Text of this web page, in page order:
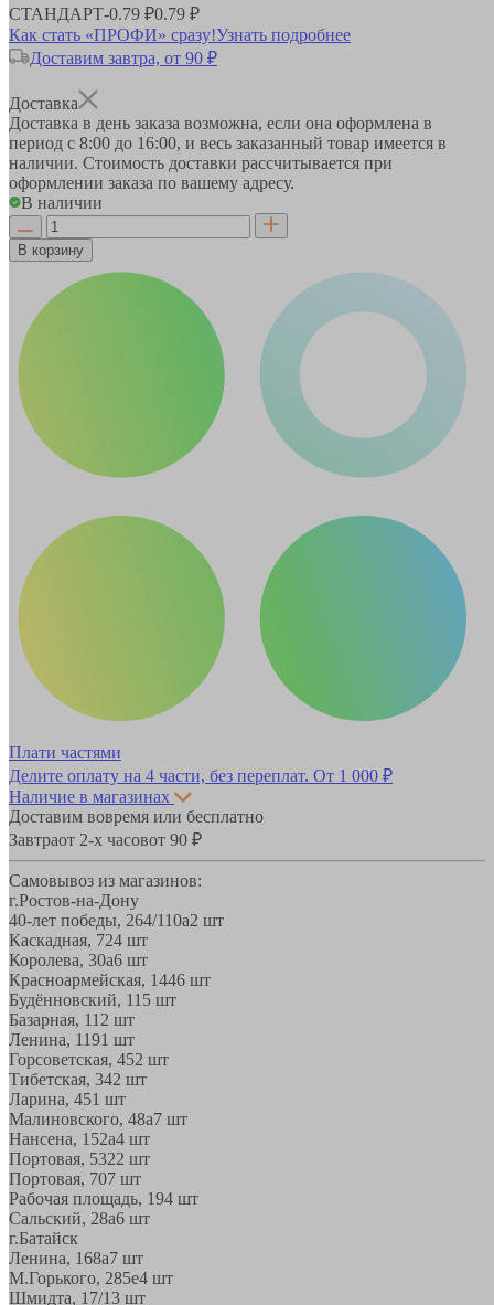
СТАНДАРТ-0.79 ₽0.79 ₽
Как стать «ПРОФИ» сразу!Узнать подробнее
Доставим завтра, от 90 ₽
Доставка
Доставка в день заказа возможна, если она оформлена в
период с 8:00 до 16:00, и весь заказанный товар имеется в
наличии. Стоимость доставки рассчитывается при
оформлении заказа по вашему адресу.
В наличии
В корзину
Плати частями
Делите оплату на 4 части, без переплат. От 1 000 ₽
Наличие в магазинах
Доставим вовремя или бесплатно
Завтраот 2-х часовот 90 ₽
Самовывоз из магазинов:
г.Ростов-на-Дону
40-лет победы, 264/110а2 шт
Каскадная, 724 шт
Королева, 30а6 шт
Красноармейская, 1446 шт
Будённовский, 11 5 шт
Базарная, 11 2 шт
Ленина, 1191 шт
Горсоветская, 452 шт
Тибетская, 342 шт
Ларина, 451 шт
Малиновского, 48а7 шт
Нансена, 152а4 шт
Портовая, 5322 шт
Портовая, 707 шт
Рабочая площадь, 194 шт
Сальский, 28a6 шт
г.Батайск
Ленина, 168а7 шт
М.Горького, 285е4 шт
Шмидта, 17/13 шт